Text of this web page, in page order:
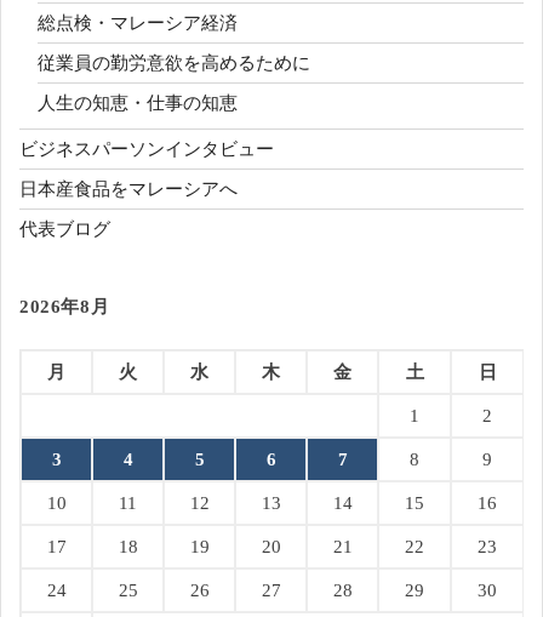
総点検・マレーシア経済
従業員の勤労意欲を高めるために
人生の知恵・仕事の知恵
ビジネスパーソンインタビュー
日本産食品をマレーシアへ
代表ブログ
2026年8月
月 火 水 木 金 土 日
1 2
3 4 5 6 7 8 9
10 11 12 13 14 15 16
17 18 19 20 21 22 23
24 25 26 27 28 29 30